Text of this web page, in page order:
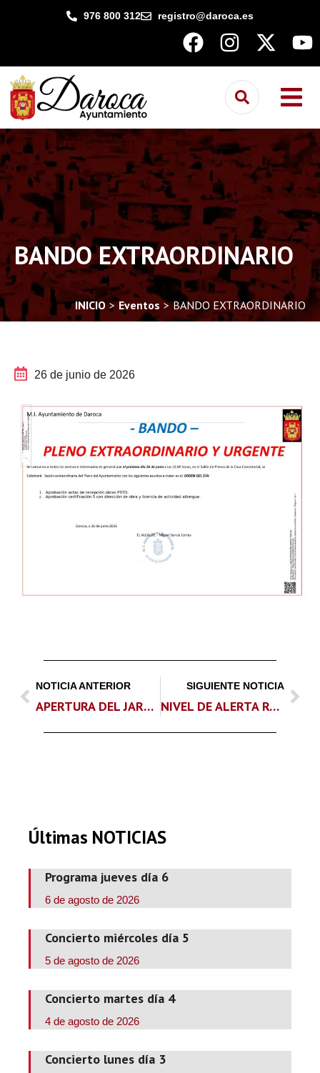
976 800 312 registro@daroca.es
BANDO EXTRAORDINARIO
You are here:INICIO Eventos BANDO EXTRAORDINARIO
26 de junio de 2026
NOTICIA ANTERIOR
APERTURA DEL JARDIN HISTÓRICO
SIGUIENTE NOTICIA
NIVEL DE ALERTA ROJO + POR INCENDIOS FORESTALES
Últimas NOTICIAS
Programa jueves día 6
6 de agosto de 2026
Concierto miércoles día 5
5 de agosto de 2026
Concierto martes día 4
4 de agosto de 2026
Concierto lunes día 3